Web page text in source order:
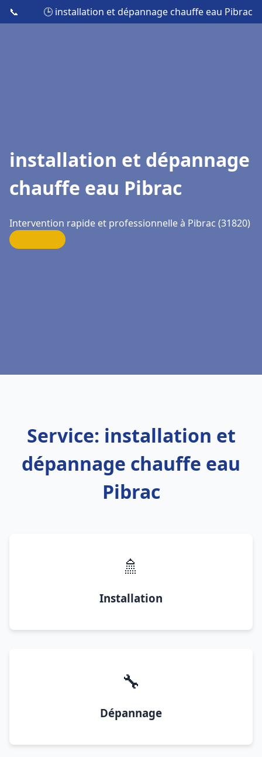
📞 🕒 installation et dépannage chauffe eau Pibrac
installation et dépannage
chauffe eau Pibrac
Intervention rapide et professionnelle à Pibrac (31820)
Service: installation et
dépannage chauffe eau
Pibrac
🚿
Installation
🔧
Dépannage